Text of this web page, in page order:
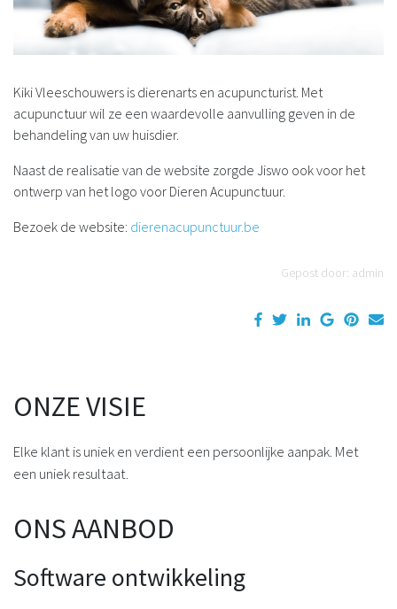
Kiki Vleeschouwers is dierenarts en acupuncturist. Met
acupunctuur wil ze een waardevolle aanvulling geven in de
behandeling van uw huisdier.
Naast de realisatie van de website zorgde Jiswo ook voor het
ontwerp van het logo voor Dieren Acupunctuur.
Bezoek de website: dierenacupunctuur.be
Gepost door: admin
ONZE VISIE
Elke klant is uniek en verdient een persoonlijke aanpak. Met
een uniek resultaat.
ONS AANBOD
Software ontwikkeling